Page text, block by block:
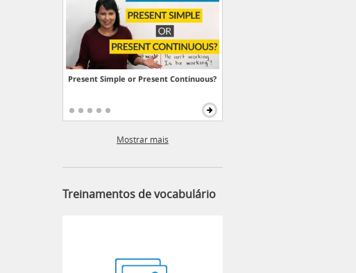
Present Simple or Present Continuous?
Mostrar mais
Treinamentos de vocabulário